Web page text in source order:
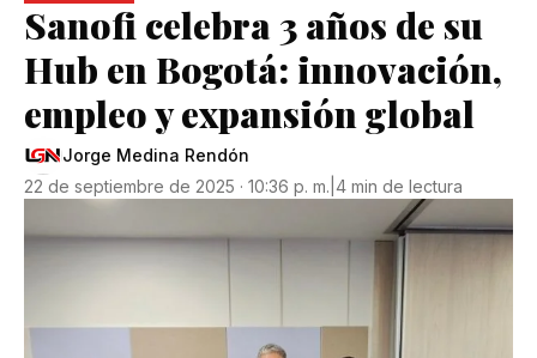
Sanofi celebra 3 años de su
Hub en Bogotá: innovación,
empleo y expansión global
Jorge Medina Rendón
22 de septiembre de 2025 · 10:36 p. m. 4 min de lectura